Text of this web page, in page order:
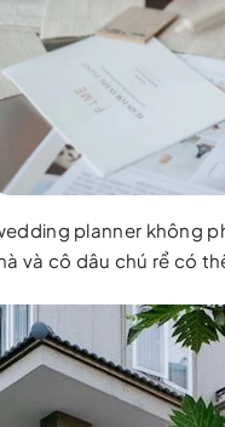
planner không
và cô dâu chú rể có